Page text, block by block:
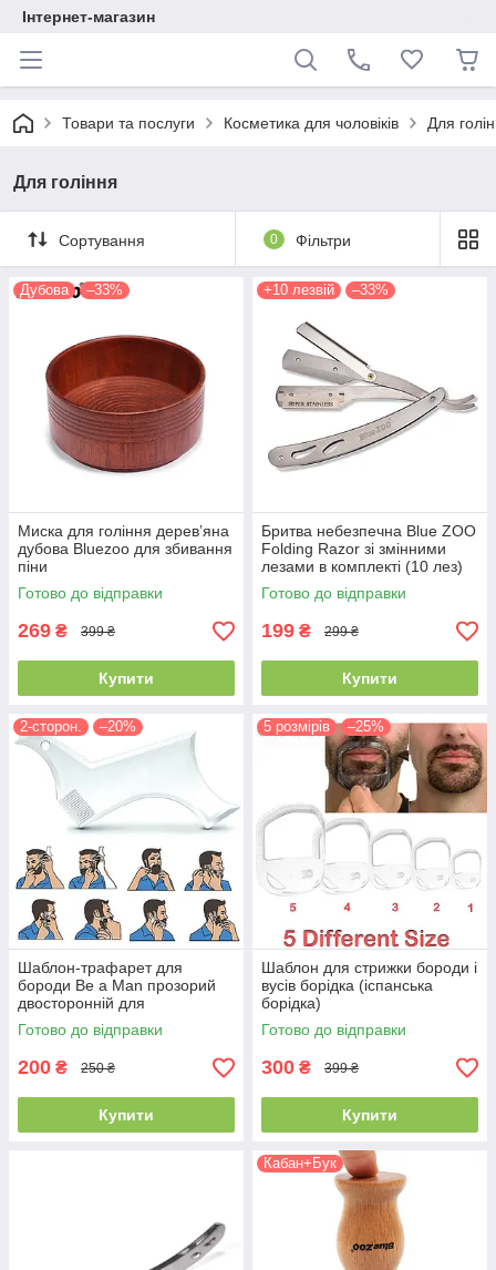
Інтернет-магазин
Товари та послуги Косметика для чоловіків Для
Для гоління
Сортування 0 Фільтри
Дубова –33%
Миска для гоління деревʼяна
дубова Bluezoo для збивання
піни
Готово до відправки
269 ₴ 399 ₴
Купити
+10 лезвій –33%
Бритва небезпечна Blue ZOO
Folding Razor зі змінними
лезами в комплекті (10 лез)
Готово до відправки
199 ₴ 299 ₴
Купити
2-сторон. –20%
Шаблон-трафарет для
бороди Be a Man прозорий
двосторонній для
формування контуру
Готово до відправки
200 ₴ 250 ₴
Купити
5 розмірів –25%
Шаблон для стрижки бороди і
вусів борідка (іспанська
борідка)
Готово до відправки
300 ₴ 399 ₴
Купити
Кабан+Бук